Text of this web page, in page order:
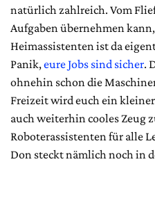
natürlich zahlreich. Vom
Aufgaben übernehmen
Heimassistenten ist da
Panik,eure Jobs sind sicher.
ohnehin schon die
Freizeit wird euch ein
auch weiterhin cooles Zeug
Roboterassistenten für alle
Don steckt nämlich noch in